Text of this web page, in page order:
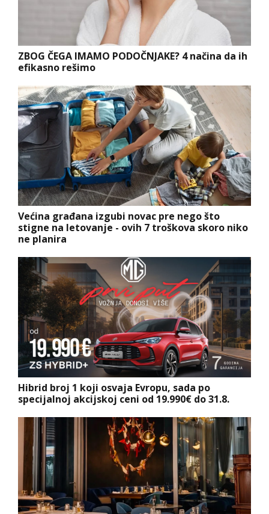
ZBOG ČEGA IMAMO PODOČNJAKE? 4 načina da ih
efikasno rešimo
Većina građana izgubi novac pre nego što
stigne na letovanje - ovih 7 troškova skoro niko
ne planira
Hibrid broj 1 koji osvaja Evropu, sada po
specijalnoj akcijskoj ceni od 19.990€ do 31.8.